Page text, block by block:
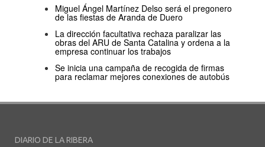
Miguel Ángel Martínez Delso será el pregonero
de las fiestas de Aranda de Duero
La dirección facultativa rechaza paralizar las
obras del ARU de Santa Catalina y ordena a la
empresa continuar los trabajos
Se inicia una campaña de recogida de firmas
para reclamar mejores conexiones de autobús
DIARIO DE LA RIBERA